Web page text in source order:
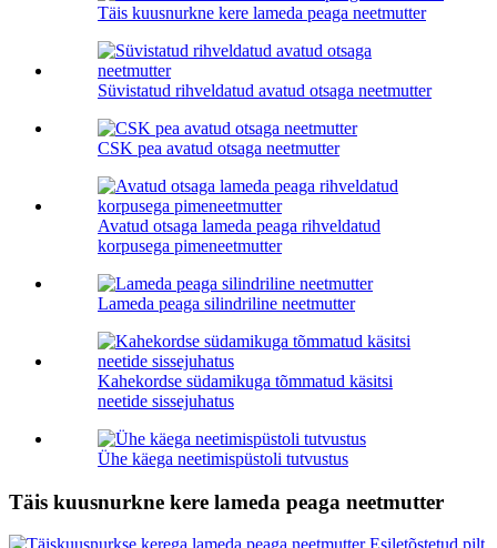
Täis kuusnurkne kere lameda peaga neetmutter
Süvistatud rihveldatud avatud otsaga neetmutter
CSK pea avatud otsaga neetmutter
Avatud otsaga lameda peaga rihveldatud
korpusega pimeneetmutter
Lameda peaga silindriline neetmutter
Kahekordse südamikuga tõmmatud käsitsi
neetide sissejuhatus
Ühe käega neetimispüstoli tutvustus
Täis kuusnurkne kere lameda peaga neetmutter